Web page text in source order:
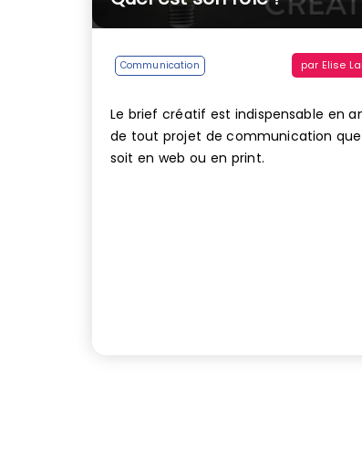
Communication par Elise
Le brief créatif est indispensable en
de tout projet de communication
soit en web ou en print.